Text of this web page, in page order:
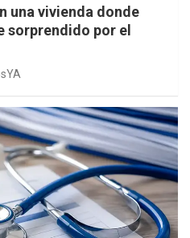
una vivienda donde
sorprendido por el